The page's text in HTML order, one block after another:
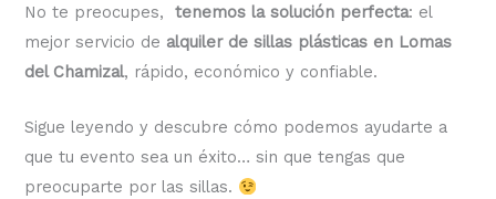
No te preocupes,
tenemos la solución perfecta: el
mejor servicio de alquiler de sillas plásticas en Lomas
del Chamizal, rápido, económico y confiable.
Sigue leyendo y descubre cómo podemos ayudarte a
que tu evento sea un éxito… sin que tengas que
preocuparte por las sillas.